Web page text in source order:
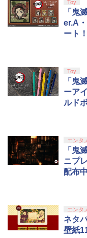
Toy
「鬼
er.A
ート！
Toy
「鬼
ーア
ルド
エンタ
「鬼
ニプ
配布
エンタ
ネタ
壁紙